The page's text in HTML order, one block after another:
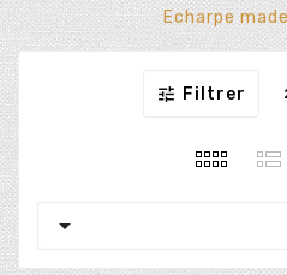
Echarpe
 Filtrer
